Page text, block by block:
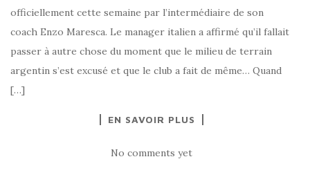
officiellement cette semaine par l’intermédiaire de son
coach Enzo Maresca. Le manager italien a affirmé qu’il fallait
passer à autre chose du moment que le milieu de terrain
argentin s’est excusé et que le club a fait de même… Quand
[…]
EN SAVOIR PLUS
No comments yet